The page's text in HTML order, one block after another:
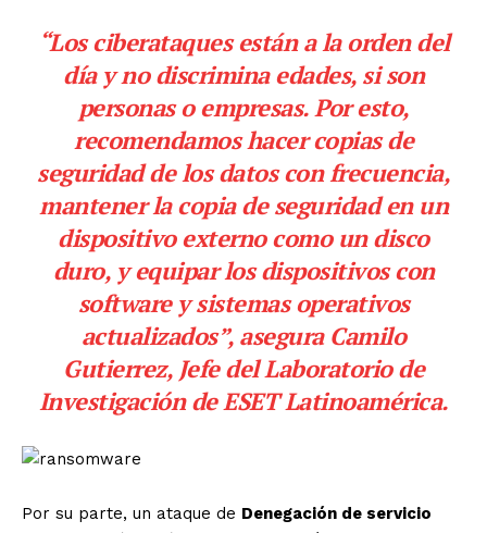
“Los ciberataques están a la orden del
día y no discrimina edades, si son
personas o empresas. Por esto,
recomendamos hacer copias de
seguridad de los datos con frecuencia,
mantener la copia de seguridad en un
dispositivo externo como un disco
duro, y equipar los dispositivos con
software y sistemas operativos
actualizados”, asegura Camilo
Gutierrez, Jefe del Laboratorio de
Investigación de ESET Latinoamérica.
Por su parte, un ataque de Denegación de servicio